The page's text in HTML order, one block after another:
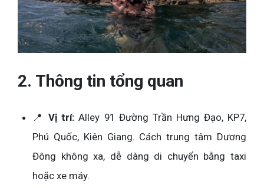
2. Thông tin tổng quan
📍Vị trí: Alley 91 Đường Trần Hưng Đạo, KP7,
Phú Quốc, Kiên Giang. Cách trung tâm Dương
Đông không xa, dễ dàng di chuyển bằng taxi
hoặc xe máy.